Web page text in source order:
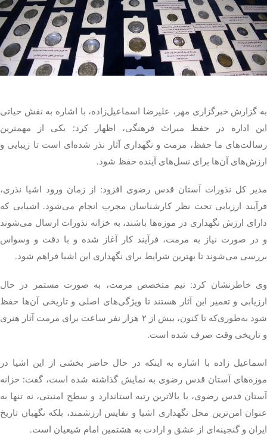
تک کده
پایگاه خبری آبان
به گزارش خبرگزاری مهر، علیرضا اسماعیل‌زاده، با اشاره به نقش حیاتی
این اداره در حفظ میراث فرهنگی، اظهار کرد: یکی از مهمترین
رسالت‌های ما حفظ، مرمت و نگهداری آثار نذر شده‌ای است تا زیبایی و
ارزش‌های آن‌ها برای نسل‌های آینده حفظ شود.
مدیر کل نذورات آستان قدس رضوی افزود: از زمان ورود اشیا نذری،
فرآیند ارزیابی تحت نظر کارشناسان مجرب انجام می‌شود. اشیایی که
دارای ارزش نگهداری در موزه‌ها باشند، به خزانه نذورات ارسال می‌شوند
و در صورت نیاز به مرمت، فرآیند کار آغاز شده و با دقت و وسواس
بررسی می‌شوند تا بهترین شرایط برای نگهداری این اشیا فراهم شود.
وی خاطرنشان کرد: تیم متخصص مرمت، به صورت مستمر در حال
ارزیابی و تعمیر این آثار هستند تا ویژگی‌های اصلی و تاریخی آن‌ها حفظ
شود به‌طوری‌که تا کنون، بیش از ۲ هزار نفر ساعت برای مرمت آثار هنری
و تاریخی وقت صرف شده است.
اسماعیل زاده با اشاره به اینکه در حال حاضر بخشی از این اشیا در
موزه‌های آستان قدس رضوی به نمایش گذاشته شده است، گفت: خزانه
آستان قدس رضوی، با بالاترین رتبه استاندارد و سطح امنیتی، نه تنها به
عنوان امن‌ترین محل نگهداری اشیا و نفایس ارزشمند، بلکه نگهبان تاریخ
ایران و گنجینه‌ای از عشق و ارادت به هشتمین امام شیعیان است.